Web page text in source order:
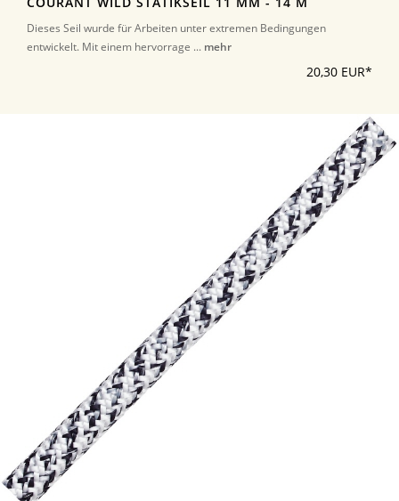
Dieses Seil wurde für Arbeiten unter extremen Bedingungen
entwickelt. Mit einem hervorrage ... mehr
20,30 EUR*